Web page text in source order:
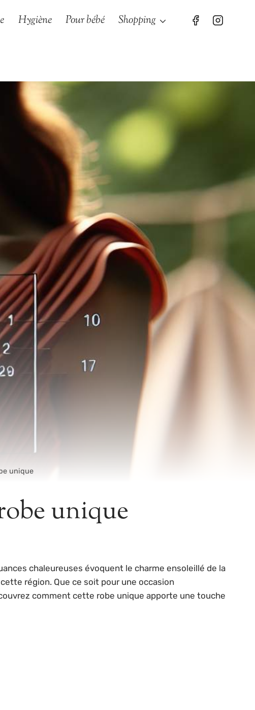
Hygiène Pour bébé Shopping
unique
unique
chaleureuses évoquent le charme ensoleillé de la
région. Que ce soit pour une occasion
comment cette robe unique apporte une touche